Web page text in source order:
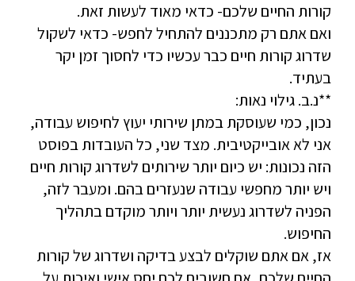
קורות החיים שלכם- כדאי מאוד לעשות זאת.
ואם אתם רק מתכננים להתחיל לחפש- כדאי לשקול
שדרוג קורות חיים כבר עכשיו כדי לחסוך זמן יקר
בעתיד.
**נ.ב. גילוי נאות:
נכון, כמי שעוסקת במתן שירותי יעוץ לחיפוש עבודה,
אני לא אובייקטיבית. מצד שני, כל העובדות בפוסט
הזה נכונות: יש כיום יותר שירותים לשדרוג קורות חיים
ויש יותר מחפשי עבודה שנעזרים בהם. ומעבר לזה,
הפניה לשדרוג נעשית יותר ויותר מוקדם בתהליך
החיפוש.
אז, אם אתם שוקלים לבצע בדיקה ושדרוג של קורות